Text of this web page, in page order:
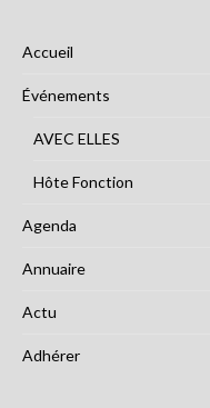
Accueil
Événements
AVEC ELLES
Hôte Fonction
Agenda
Annuaire
Actu
Adhérer